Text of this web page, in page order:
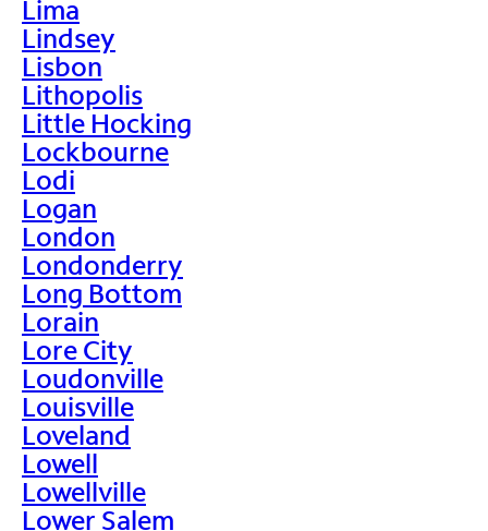
Lima
Lindsey
Lisbon
Lithopolis
Little Hocking
Lockbourne
Lodi
Logan
London
Londonderry
Long Bottom
Lorain
Lore City
Loudonville
Louisville
Loveland
Lowell
Lowellville
Lower Salem